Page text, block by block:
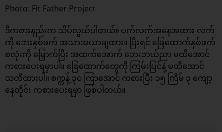
Photo: Fit Father Project
ဒီကစားနည်းက သိပ်လွယ်ပါတယ်။ ပက်လက်အနေအထား လက်
ကို ဘေးနှစ်ဖက် အသာအယာချထား။ ပြီးရင် ခြေထောက်နှစ်ဖက်
စလုံးကို မြှောက်ပြီး အထက်အောက် ဘေးဘယ်ညာ မထိအောင်
ကစားပေးရမှာပါ။ ခြေထောက်တွေကို ကြမ်းပြင်နဲ့ မထိအောင်
သတိထားပါ။ စက္ကန့် ၃၀ ကြာ‌အောင် ကစားပြီး ၁၅ ကြိမ် ၃ ကျော့
နေတိုင်း ကစားပေးရမှာ ဖြစ်ပါတယ်။